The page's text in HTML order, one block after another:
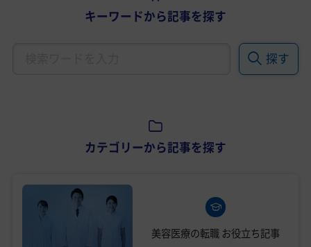
キーワードから記事を探す
探す
カテゴリーから記事を探す
美容医療の転職お役立ち記事